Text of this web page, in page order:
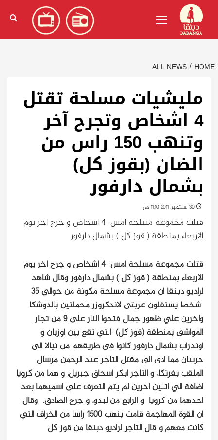
content
الإنجليزية)
Menu
HOME
ALL NEWS
مليشيات مسلحة تقتل
4 اشخاص وتجرح آخر
وتنهب 150 راس من
الضان (بقوز كل)
بشمال دارفور
قتلت مجموعة مسلحة امس 4 اشخاص و جرح اخر يوم
الاربعاء بمنطقة ( قوز كل ) بشمال دارفور
قتلت مجموعة مسلحة امس 4 اشخاص و جرح اخر يوم
الاربعاء بمنطقة ( قوز كل ) بشمال دارفوروقال شاهد
لراديو دبنقا ان مجموعة مسلحة مكونة من حوالي 35
شخصا يستقلون عربتى لاندكروزر محملتين بالدوشكا
واخرين علي ظهور جمال فتحوا النار على 9 من تجار
المواشى بمنطقة (قوز كل) التي تقع بين اوزبان و
اوندراب بشمال دارفور كانوا فى طريقهم من نيالا الى
جريبان مما ادى الى مقتل التاجر عبد الرحمن مرسال
الملقب بفرتكا، و التاجر ابكر اسحاق جبريل، و هما من كرويا
اضافة الي اتنين اخرين لم يتم التعرف على اسميهما بعد
احدهما من كرويا و الرابع من لبدو، و جرح الصادق. وقال
ان القوة المهاجمة قامت بنهب 1500 راسا من الخراف التي
كانت معهم و قال التاجر لراديو دبنقا من قوز كل